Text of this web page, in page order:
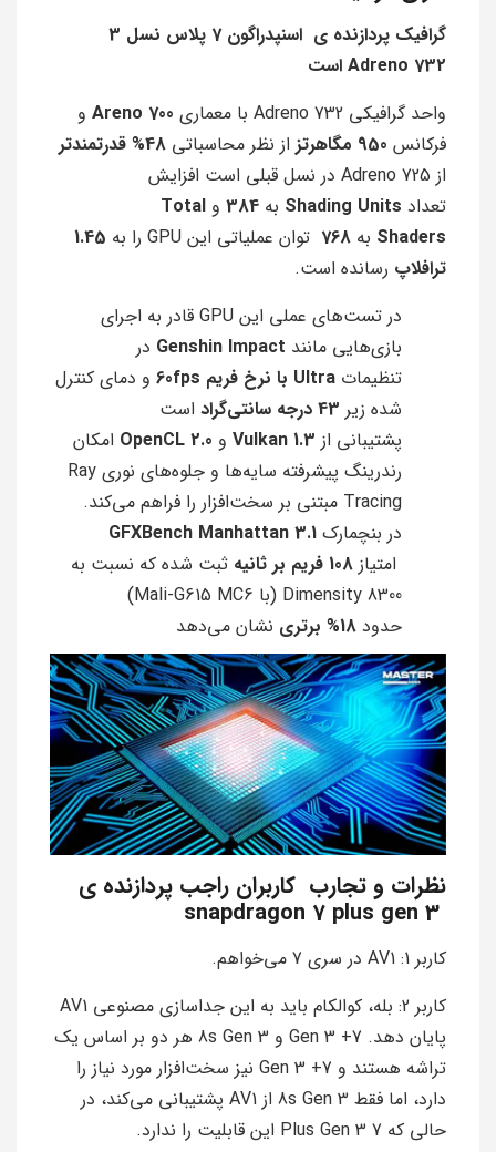
Adreno 732 است
واحد گرافیکی Adreno 732 با معماری
Areno 700 و
فرکانس 950 مگاهرتز از نظر محاسباتی 48% قدرتمندتر
از Adreno 725 در نسل قبلی است افزایش
تعداد Shading Units به 384 و Total
Shaders به 768 توان عملیاتی این GPU را به
1.45
ترافلاپ رسانده است.
در تست‌های عملی این GPU قادر به اجرای
بازی‌هایی مانند Genshin Impact در
تنظیمات Ultra با نرخ فریم 60fps
و دمای کنترل
شده زیر 43 درجه سانتی‌گراد
است
پشتیبانی از Vulkan 1.3 و OpenCL 2.0 امکان
رندرینگ پیشرفته سایه‌ها و جلوه‌های نوری Ray
Tracing مبتنی بر سخت‌افزار را فراهم می‌کند.
در بنچمارک GFXBench Manhattan 3.1
امتیاز 108 فریم بر ثانیه
ثبت شده که نسبت به
Dimensity 8300 (با Mali-G615 MC6)
حدود 18% برتری نشان می‌دهد
نظرات و تجارب کاربران راجب پردازنده ی
کاربر 1: AV1 در سری 7 می‌خواهم.
کاربر 2: بله، کوالکام باید به این جداسازی مصنوعی AV1
پایان دهد. 7+ Gen 3 و 8s Gen 3 هر دو بر اساس یک
تراشه هستند و 7+ Gen 3 نیز سخت‌افزار مورد نیاز را
دارد، اما فقط 8s Gen 3 از AV1 پشتیبانی می‌کند، در
حالی که 7 Plus Gen 3 این قابلیت را ندارد.